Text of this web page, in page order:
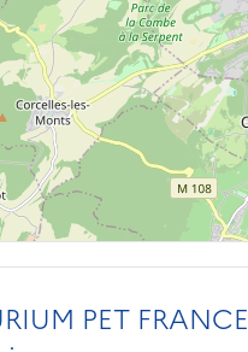
PET FRANCE